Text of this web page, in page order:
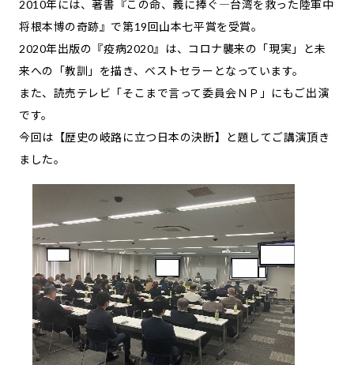
2010年には、著書『この命、義に捧ぐ―台湾を救った陸軍中
将根本博の奇跡』で第19回山本七平賞を受賞。
2020年出版の『疫病2020』は、コロナ襲来の「現実」と未
来への「教訓」を描き、ベストセラーとなっています。
また、読売テレビ「そこまで言って委員会ＮＰ」にもご出演
です。
今回は【歴史の岐路に立つ日本の決断】と題してご講演頂き
ました。